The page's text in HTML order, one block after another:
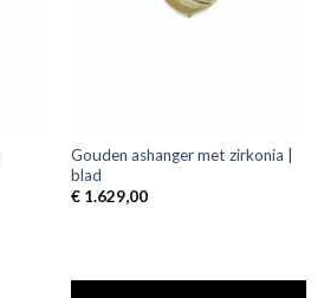
Gouden ashanger met zirkonia |
blad
€1.629,00